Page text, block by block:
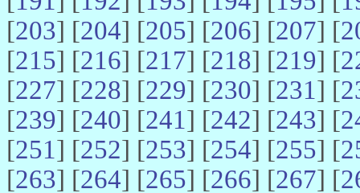
[203] [204] [205] [206] [207] [
[215] [216] [217] [218] [219] [
[227] [228] [229] [230] [231] [
[239] [240] [241] [242] [243] [
[251] [252] [253] [254] [255] [
[263] [264] [265] [266] [267] [